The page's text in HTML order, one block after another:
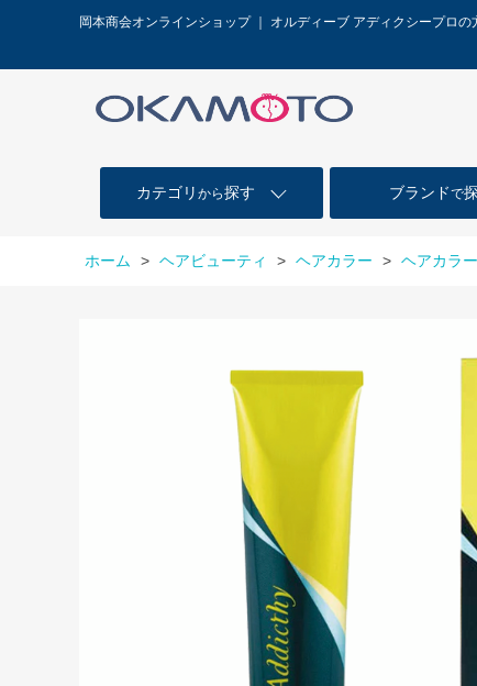
岡本商会オンラインショップ ｜ オルディーブ アディクシープロの
カテゴリ から探す ブランドで
ホーム > ヘアビューティ > ヘアカラー > ヘアカラ